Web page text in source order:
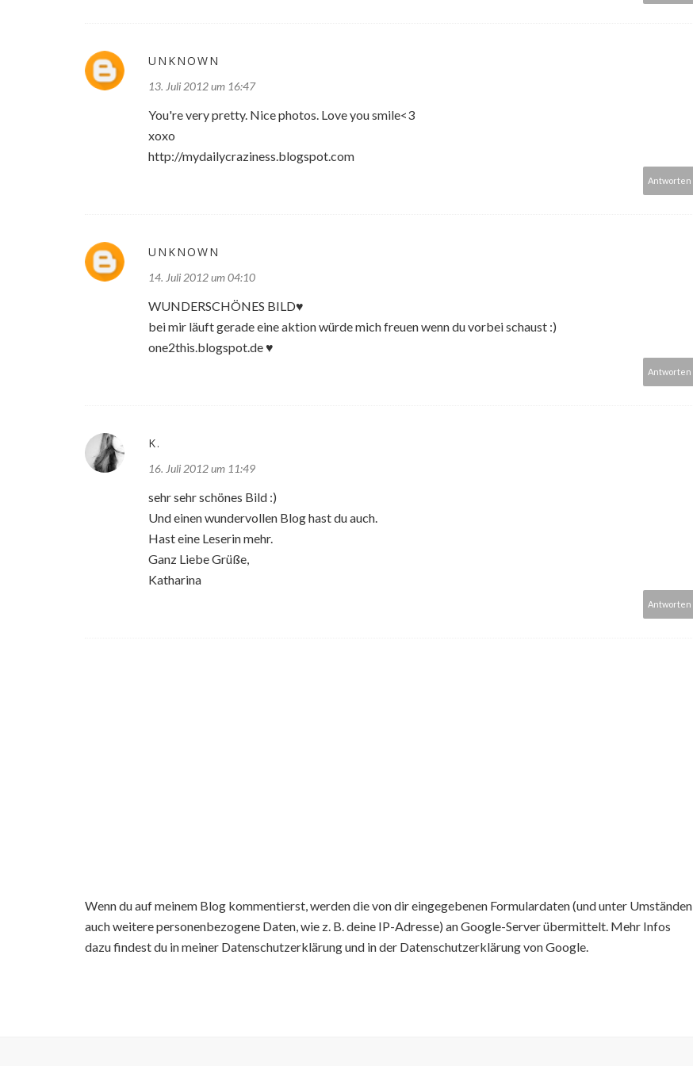
UNKNOWN
13. Juli 2012 um 16:47
You're very pretty. Nice photos. Love you smile<3
xoxo
http://mydailycraziness.blogspot.com
Antworten
UNKNOWN
14. Juli 2012 um 04:10
WUNDERSCHÖNES BILD♥
bei mir läuft gerade eine aktion würde mich freuen wenn du vorbei schaust :)
one2this.blogspot.de ♥
Antworten
K.
16. Juli 2012 um 11:49
sehr sehr schönes Bild :)
Und einen wundervollen Blog hast du auch.
Hast eine Leserin mehr.
Ganz Liebe Grüße,
Katharina
Antworten
Wenn du auf meinem Blog kommentierst, werden die von dir eingegebenen Formulardaten (und unter Umständen
auch weitere personenbezogene Daten, wie z. B. deine IP-Adresse) an Google-Server übermittelt. Mehr Infos
dazu findest du in meiner Datenschutzerklärung und in der Datenschutzerklärung von Google.